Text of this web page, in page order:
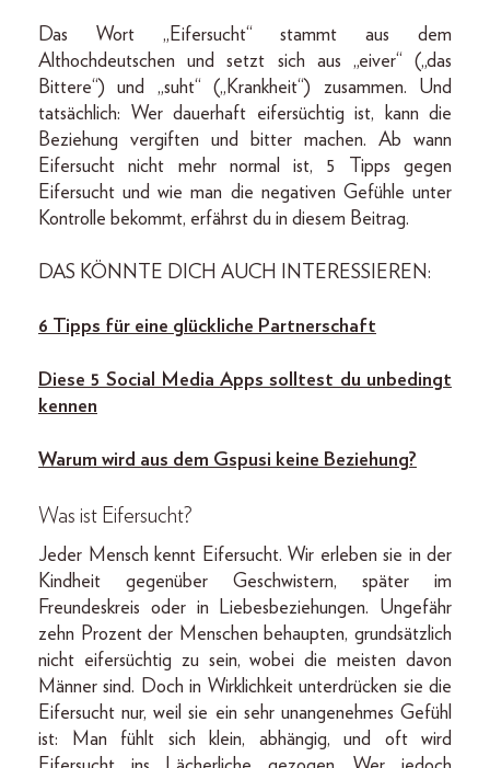
Das Wort „Eifersucht“ stammt aus dem
Althochdeutschen und setzt sich aus „eiver“ („das
Bittere“) und „suht“ („Krankheit“) zusammen. Und
tatsächlich: Wer dauerhaft eifersüchtig ist, kann die
Beziehung vergiften und bitter machen. Ab wann
Eifersucht nicht mehr normal ist, 5 Tipps gegen
Eifersucht und wie man die negativen Gefühle unter
Kontrolle bekommt, erfährst du in diesem Beitrag.
DAS KÖNNTE DICH AUCH INTERESSIEREN:
6 Tipps für eine glückliche Partnerschaft
Diese 5 Social Media Apps solltest du unbedingt
kennen
Warum wird aus dem Gspusi keine Beziehung?
Was ist Eifersucht?
Jeder Mensch kennt Eifersucht. Wir erleben sie in der
Kindheit gegenüber Geschwistern, später im
Freundeskreis oder in Liebesbeziehungen. Ungefähr
zehn Prozent der Menschen behaupten, grundsätzlich
nicht eifersüchtig zu sein, wobei die meisten davon
Männer sind. Doch in Wirklichkeit unterdrücken sie die
Eifersucht nur, weil sie ein sehr unangenehmes Gefühl
ist: Man fühlt sich klein, abhängig, und oft wird